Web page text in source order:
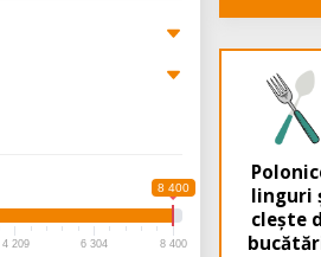
8 400
4 209 6 304 8 400
linguri
clește